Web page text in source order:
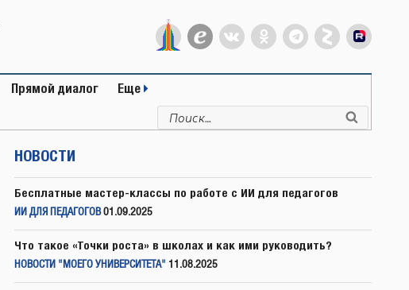
Прямой диалог Еще
Искать:
НОВОСТИ
Бесплатные мастер-классы по работе с ИИ для педагогов
ИИ ДЛЯ ПЕДАГОГОВ 01.09.2025
Что такое «Точки роста» в школах и как ими руководить?
НОВОСТИ "МОЕГО УНИВЕРСИТЕТА" 11.08.2025